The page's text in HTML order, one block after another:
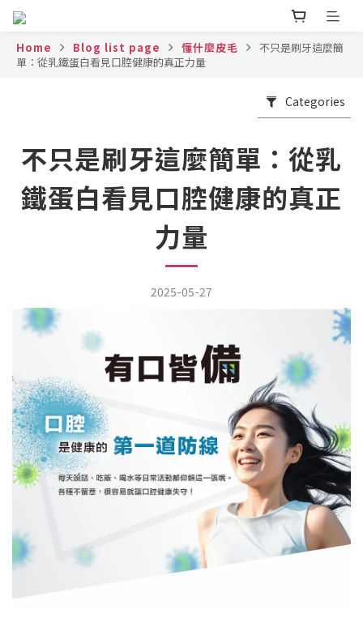
Home Blog list page 懂什麼皮毛
不只是刷牙這麼簡
單：從乳鐵蛋白看見口腔健康的真正力量
Categories
不只是刷牙這麼簡單：從乳
鐵蛋白看見口腔健康的真正
力量
2025-05-27